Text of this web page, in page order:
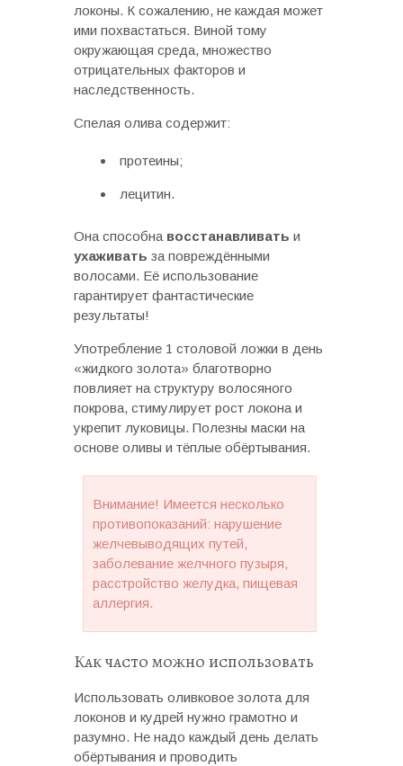
локоны. К сожалению, не каждая может
ими похвастаться. Виной тому
окружающая среда, множество
отрицательных факторов и
наследственность.
Спелая олива содержит:
протеины;
лецитин.
Она способна восстанавливать и
ухаживать за повреждёнными
волосами. Её использование
гарантирует фантастические
результаты!
Употребление 1 столовой ложки в день
«жидкого золота» благотворно
повлияет на структуру волосяного
покрова, стимулирует рост локона и
укрепит луковицы. Полезны маски на
основе оливы и тёплые обёртывания.
Внимание! Имеется несколько
противопоказаний: нарушение
желчевыводящих путей,
заболевание желчного пузыря,
расстройство желудка, пищевая
аллергия.
Как часто можно использовать
Использовать оливковое золота для
локонов и кудрей нужно грамотно и
разумно. Не надо каждый день делать
обёртывания и проводить